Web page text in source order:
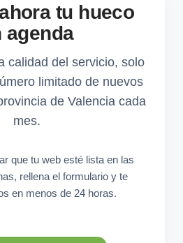
tu hueco
agenda
calidad del servicio, solo
limitado de nuevos
de Valencia cada
mes.
que tu web esté lista en las
rellena el formulario y te
en menos de 24 horas.